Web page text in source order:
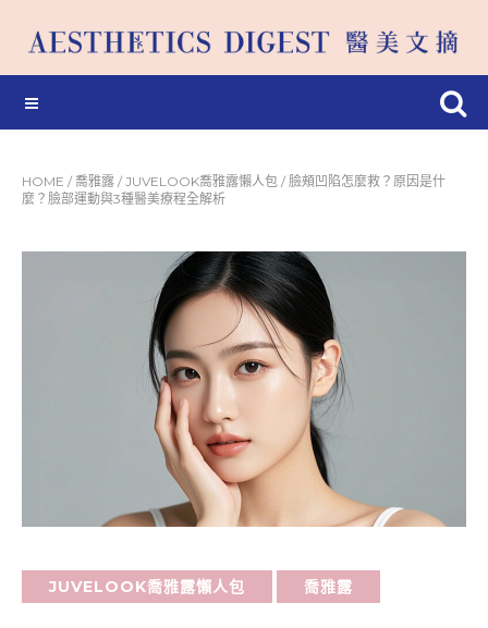
HOME / 喬雅露 / JUVELOOK喬雅露懶人包 / 臉頰凹陷怎麼救？原因是什
麼？臉部運動與3種醫美療程全解析
JUVELOOK喬雅露懶人包 喬雅露